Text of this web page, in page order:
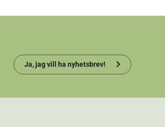
Ja, jag vill ha nyhetsbrev!